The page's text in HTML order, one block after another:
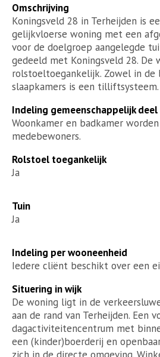
Omschrijving
Koningsveld 28 in Terheijden is
gelijkvloerse woning met een
voor de doelgroep aangelegde
gedeeld met Koningsveld 28. De
rolstoeltoegankelijk. Zowel in de
slaapkamers is een tilliftsysteem.
Indeling gemeenschappelijk deel
Woonkamer en badkamer
medebewoners.
Rolstoel toegankelijk
Ja
Tuin
Ja
Indeling per wooneenheid
Iedere cliënt beschikt over een
Situering in wijk
De woning ligt in de
aan de rand van Terheijden. Een
dagactiviteitencentrum met
een (kinder)boerderij en